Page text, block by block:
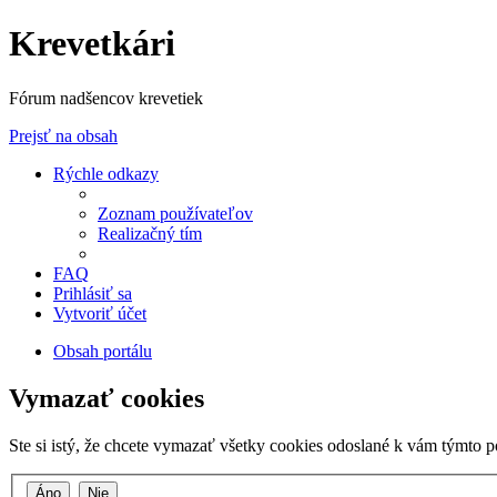
Krevetkári
Fórum nadšencov krevetiek
Prejsť na obsah
Rýchle odkazy
Zoznam používateľov
Realizačný tím
FAQ
Prihlásiť sa
Vytvoriť účet
Obsah portálu
Vymazať cookies
Ste si istý, že chcete vymazať všetky cookies odoslané k vám týmto